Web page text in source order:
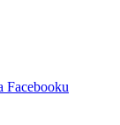
Facebooku